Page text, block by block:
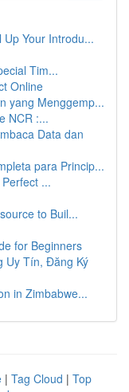
Your Introdu...
Tim...
Online
yang Menggemp...
NCR :...
Data dan
para Princip...
...
to Buil...
for Beginners
Uy Tín, Đăng Ký
in Zimbabwe...
| Tag Cloud | Top